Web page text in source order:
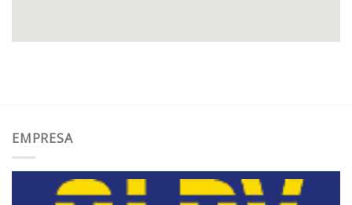
EMPRESA